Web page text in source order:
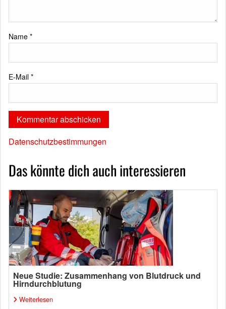
Name *
E-Mail *
Datenschutzbestimmungen
Das könnte dich auch interessieren
Neue Studie: Zusammenhang von Blutdruck und
Hirndurchblutung
Weiterlesen